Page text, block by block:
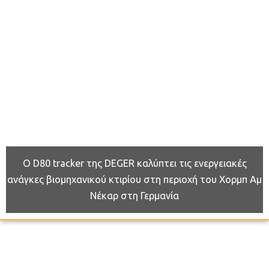
O D80 tracker της DEGER καλύπτει τις ενεργειακές
ανάγκες βιομηχανικού κτιρίου στη περιοχή του Χορμπ Αμ
Νέκαρ στη Γερμανία